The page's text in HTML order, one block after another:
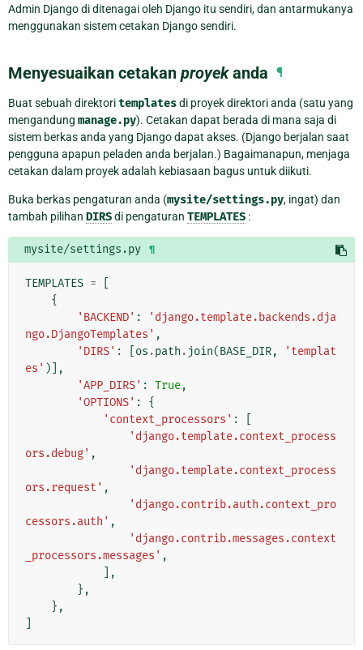
Admin Django di ditenagai oleh Django itu sendiri, dan antarmukanya
menggunakan sistem cetakan Django sendiri.
Menyesuaikan cetakan proyekanda ¶
Buat sebuah direktoritemplatesdi proyek direktori anda (satu yang
mengandung manage.py). Cetakan dapat berada di mana saja di
sistem berkas anda yang Django dapat akses. (Django berjalan saat
pengguna apapun peladen anda berjalan.) Bagaimanapun, menjaga
cetakan dalam proyek adalah kebiasaan bagus untuk diikuti.
Buka berkas pengaturan anda (mysite/settings.py, ingat) dan
tambah pilihan DIRSdi pengaturan TEMPLATES :
mysite/settings.py ¶
TEMPLATES =
{
'BACKEND' :
'django.template.backends.dja
ngo.DjangoTemplates' ,
'DIRS' : os .path . join(BASE_DIR,
'templat
es' )],
'APP_DIRS' : True,
'OPTIONS' :
{
'context_processors' :
'django.template.context_process
ors.debug' ,
'django.template.context_process
ors.request' ,
'django.contrib.auth.context_pro
cessors.auth' ,
'django.contrib.messages.context
_processors.messages' ,
],
},
},